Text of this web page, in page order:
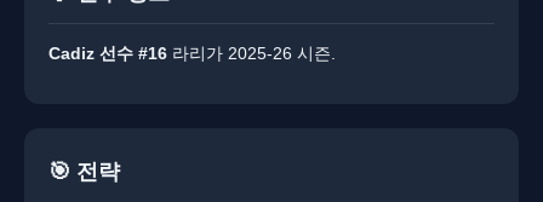
Cadiz 선수 #16 라리가 2025-26 시즌.
🎯 전략